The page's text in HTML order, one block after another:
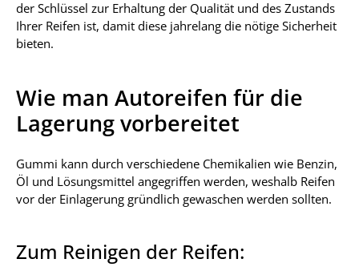
der Schlüssel zur Erhaltung der Qualität und des Zustands
Ihrer Reifen ist, damit diese jahrelang die nötige Sicherheit
bieten.
Wie man Autoreifen für die
Lagerung vorbereitet
Gummi kann durch verschiedene Chemikalien wie Benzin,
Öl und Lösungsmittel angegriffen werden, weshalb Reifen
vor der Einlagerung gründlich gewaschen werden sollten.
Zum Reinigen der Reifen: